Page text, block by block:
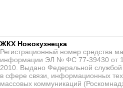
ЖКХ Новокузнецка
Регистрационный номер средства
информации ЭЛ № ФС 77-39430 от
2010. Выдано Федеральной службой
в сфере связи, информационных
массовых коммуникаций